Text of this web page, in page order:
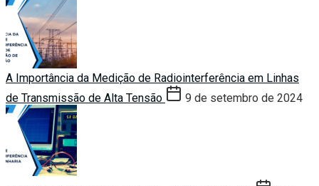
A Importância da Medição de Radiointerferência em Linhas
de Transmissão de Alta Tensão
9 de setembro de 2024